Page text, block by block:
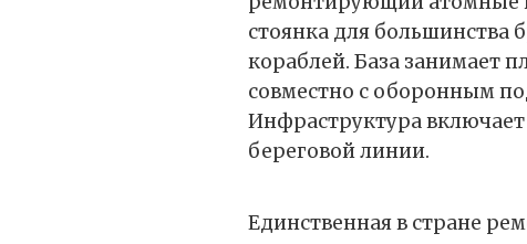
стоянка для большинства
кораблей. База занимает
совместно с оборонным
Инфраструктура включает
береговой линии.
Единственная в стране